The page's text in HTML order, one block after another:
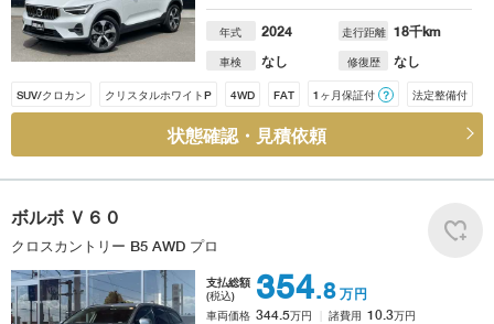
年式 2024 走行距離 18千km
車検 なし 修復歴 なし
SUV/クロカン クリスタルホワイトP 4WD FAT 1ヶ月保証付 ？ 法定整備付
状態確認・見積依頼
ボルボ Ｖ６０
クロスカントリー B5 AWD プロ
支払総額
(税込)
354.8 万円
車両価格 344.5万円 諸費用 10.3万円